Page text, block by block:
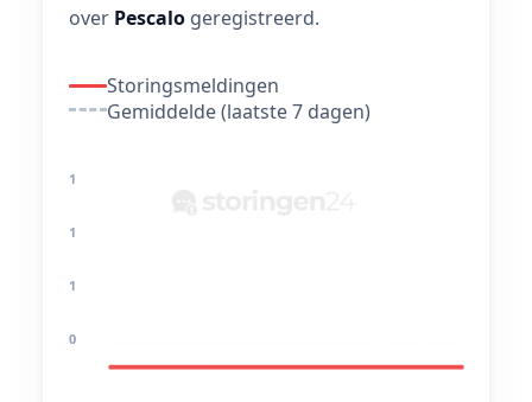
over Pescalo geregistreerd.
Storingsmeldingen
Gemiddelde (laatste 7 dagen)
1
1
1
0